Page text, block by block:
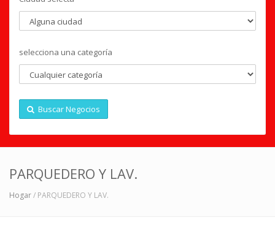
selecciona una categoría
Buscar Negocios
PARQUEDERO Y LAV.
Hogar/ PARQUEDERO Y LAV.